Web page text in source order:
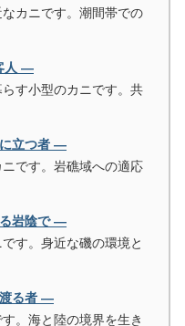
カニです。潮間帯での
人 ―
す小型のカニです。共
立つ者 ―
です。岩礁域への適応
岩陰で ―
す。身近な磯の環境と
る者 ―
。海と陸の境界を生き